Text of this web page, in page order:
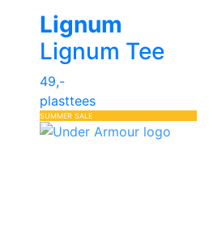
Lignum
Lignum Tee
49,-
plasttees
SUMMER SALE